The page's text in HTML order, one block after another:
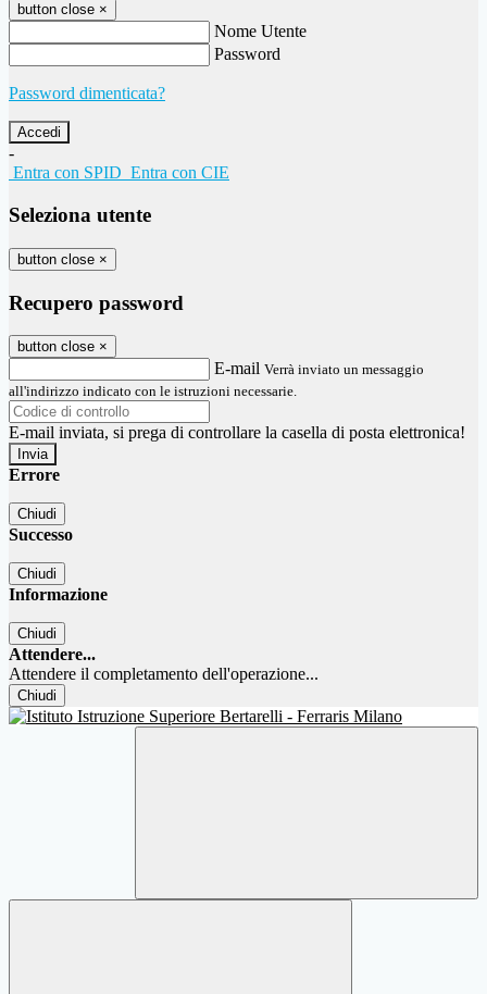
button close ×
Nome Utente
Password
Password dimenticata?
-
Entra con SPID Entra con CIE
Seleziona utente
button close ×
Recupero password
button close ×
E-mail Verrà inviato un messaggio
all'indirizzo indicato con le istruzioni necessarie.
E-mail inviata, si prega di controllare la casella di posta elettronica!
Errore
Chiudi
Successo
Chiudi
Informazione
Chiudi
Attendere...
Attendere il completamento dell'operazione...
Chiudi